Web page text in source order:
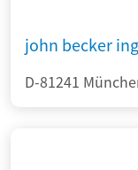
john becker
D-81241